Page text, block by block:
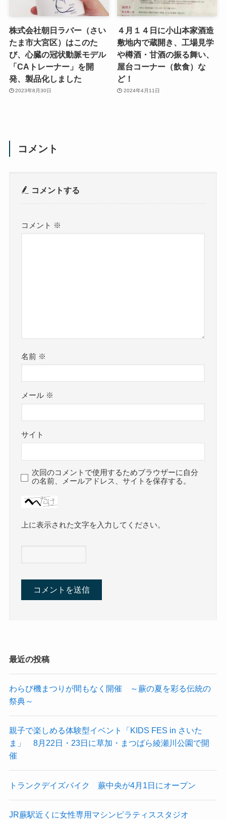
株式会社朝日ラバー（さい
たま市大宮区）はこのた
び、心臓の冠状動脈モデル
「CAトレーナー」を開
発、製品化しました
2023年8月30日
４月１４日に小山本家酒造
敷地内で蔵開き、工場見学
や樽酒・甘酒の振る舞い、
屋台コーナー（飲食）な
ど！
2024年4月11日
コメント
コメントする
コメント ※
名前 ※
メール ※
サイト
次回のコメントで使用するためブラウザーに自分
の名前、メールアドレス、サイトを保存する。
上に表示された文字を入力してください。
最近の投稿
わらび機まつりが間もなく開催 ～蕨の夏を彩る伝統の
祭典～
親子で楽しめる体験型イベント「KIDS FES in さいた
ま」 8月22日・23日に草加・まつばら綾瀬川公園で開
催
トランクデイズバイク 蕨中央が4月1日にオープン
JR蕨駅近くに女性専用マシンピラティススタジオ